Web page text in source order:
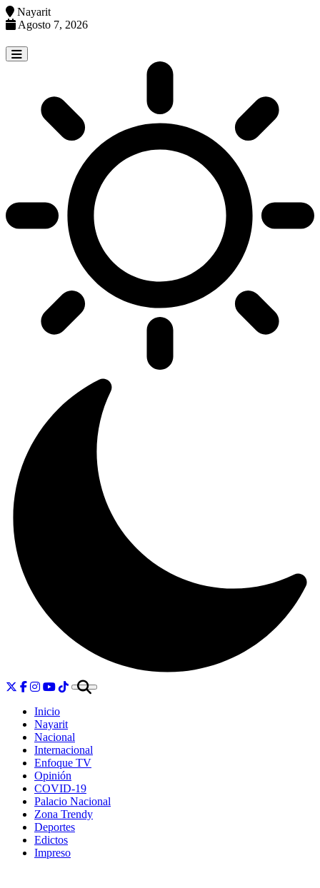
Nayarit
Agosto 7, 2026
to
content
Inicio
Nayarit
Nacional
Internacional
Enfoque TV
Opinión
COVID-19
Palacio Nacional
Zona Trendy
Deportes
Edictos
Impreso